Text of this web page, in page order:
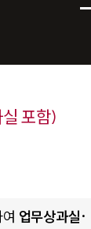
포함)
업무상과실·